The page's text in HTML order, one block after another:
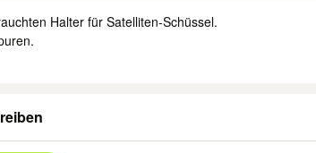
Halter für Satelliten-Schüssel.